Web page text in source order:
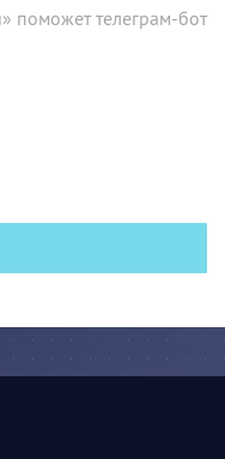
поможет телеграм-бот